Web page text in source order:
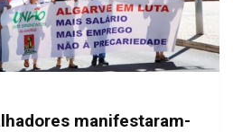
manifestaram-